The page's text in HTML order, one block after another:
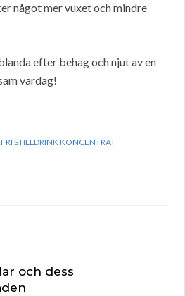
något mer vuxet och mindre
efter behag och njut av en
vardag!
STILLDRINK KONCENTRAT
och dess